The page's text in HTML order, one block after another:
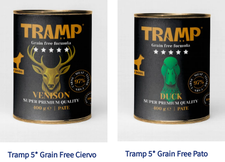
Tramp 5* Grain Free Ciervo Tramp 5* Grain Free Pato